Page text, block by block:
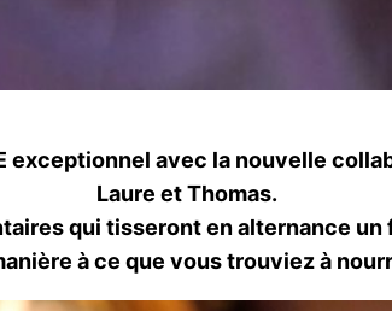
exceptionnel avec la nouvelle
Laure et Thomas.
qui tisseront en alternance un
à ce que vous trouviez à